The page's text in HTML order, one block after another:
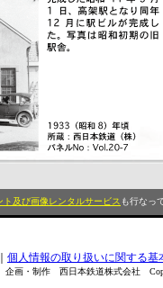
及び画像レンタルサービス も行なっ
個人情報の取り扱いに関する基
企画・制作 西日本鉄道株式会社